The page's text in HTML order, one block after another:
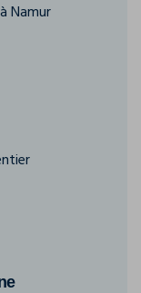
Namur